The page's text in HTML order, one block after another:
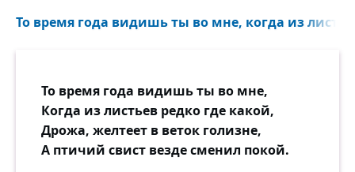
То время года видишь ты во мне, когда из
То время года видишь ты во мне,
Когда из листьев редко где какой,
Дрожа, желтеет в веток голизне,
А птичий свист везде сменил покой.